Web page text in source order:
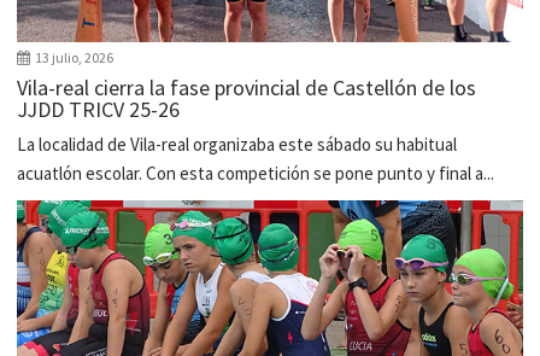
13 julio, 2026
Vila-real cierra la fase provincial de Castellón de los
JJDD TRICV 25-26
La localidad de Vila-real organizaba este sábado su habitual
acuatlón escolar. Con esta competición se pone punto y final a...